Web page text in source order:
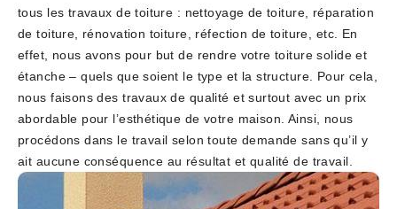
tous les travaux de toiture : nettoyage de toiture, réparation
de toiture, rénovation toiture, réfection de toiture, etc. En
effet, nous avons pour but de rendre votre toiture solide et
étanche – quels que soient le type et la structure. Pour cela,
nous faisons des travaux de qualité et surtout avec un prix
abordable pour l’esthétique de votre maison. Ainsi, nous
procédons dans le travail selon toute demande sans qu’il y
ait aucune conséquence au résultat et qualité de travail.